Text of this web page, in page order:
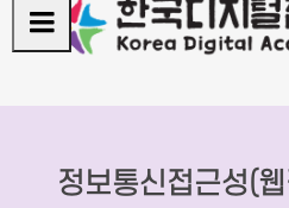
정보통신접근성(